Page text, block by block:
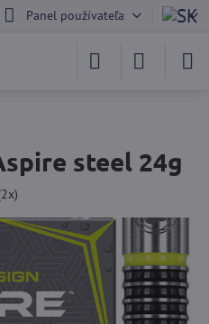
Panel používateľa
steel 24g
2x)